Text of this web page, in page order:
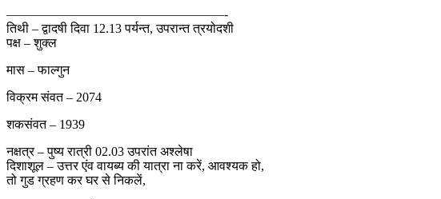
—————————————————-
तिथी – द्वादषी दिवा 12.13 पर्यन्त, उपरान्त त्रयोदशी
पक्ष – शुक्ल
मास – फाल्गुन
विक्रम संवत – 2074
शकसंवत – 1939
नक्षत्र – पुष्य रात्री 02.03 उपरांत अश्लेषा
दिशाशूल – उत्तर एंव वायब्य की यात्रा ना करें, आवश्यक हो,
तो गुड ग्रहण कर घर से निकलें,